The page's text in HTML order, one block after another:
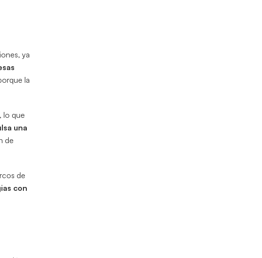
ya
la
lo que
una
de
de
con